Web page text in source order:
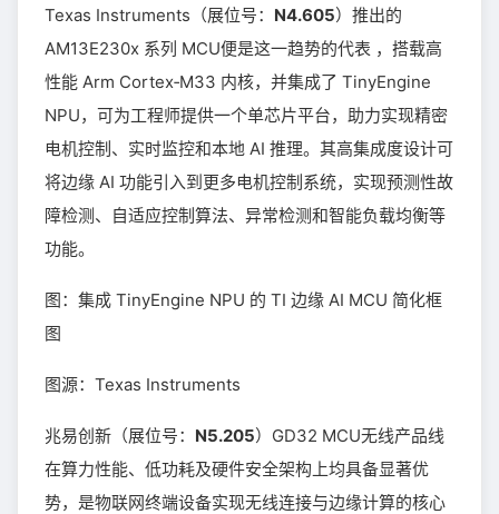
Texas Instruments（展位号： N4.605）推出的
AM13E230x 系列 MCU便是这一趋势的代表 ，搭载高
性能 Arm Cortex‑M33 内核，并集成了 TinyEngine
NPU，可为工程师提供一个单芯片平台，助力实现精密
电机控制、实时监控和本地 AI 推理。其高集成度设计可
将边缘 AI 功能引入到更多电机控制系统，实现预测性故
障检测、自适应控制算法、异常检测和智能负载均衡等
功能。
图：集成 TinyEngine NPU 的 TI 边缘 AI MCU 简化框
图
图源：Texas Instruments
兆易创新（展位号： N5.205）GD32 MCU无线产品线
在算力性能、低功耗及硬件安全架构上均具备显著优
势，是物联网终端设备实现无线连接与边缘计算的核心